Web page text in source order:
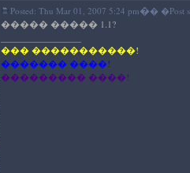
Posted: Thu Mar 01, 2007 5:24 pm�� �Post
����� ����� 1.1?
��� �����������!
������� ����!
��������� ����!